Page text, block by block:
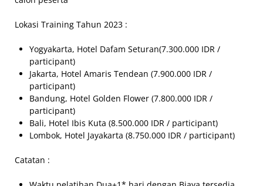
Lokasi Training Tahun 2023 :
Yogyakarta, Hotel Dafam Seturan(7.300.000 IDR /
participant)
Jakarta, Hotel Amaris Tendean (7.900.000 IDR /
participant)
Bandung, Hotel Golden Flower (7.800.000 IDR /
participant)
Bali, Hotel Ibis Kuta (8.500.000 IDR / participant)
Lombok, Hotel Jayakarta (8.750.000 IDR / participant)
Catatan :